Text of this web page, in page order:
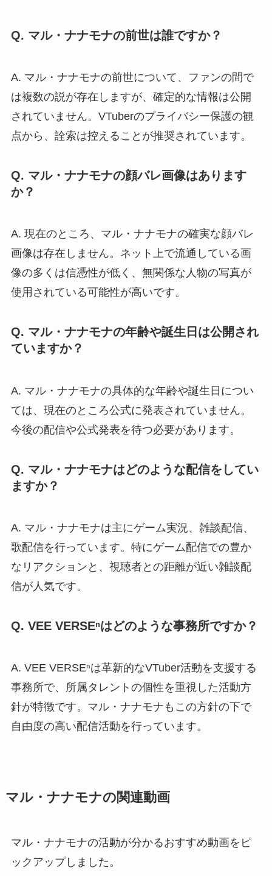
Q. マル・ナナモナの前世は誰ですか？
A. マル・ナナモナの前世について、ファンの間で
は複数の説が存在しますが、確定的な情報は公開
されていません。VTuberのプライバシー保護の観
点から、詮索は控えることが推奨されています。
Q. マル・ナナモナの顔バレ画像はあります
か？
A. 現在のところ、マル・ナナモナの確実な顔バレ
画像は存在しません。ネット上で流通している画
像の多くは信憑性が低く、無関係な人物の写真が
使用されている可能性が高いです。
Q. マル・ナナモナの年齢や誕生日は公開され
ていますか？
A. マル・ナナモナの具体的な年齢や誕生日につい
ては、現在のところ公式に発表されていません。
今後の配信や公式発表を待つ必要があります。
Q. マル・ナナモナはどのような配信をしてい
ますか？
A. マル・ナナモナは主にゲーム実況、雑談配信、
歌配信を行っています。特にゲーム配信での豊か
なリアクションと、視聴者との距離が近い雑談配
信が人気です。
Q. VEE VERSEⁿはどのような事務所ですか？
A. VEE VERSEⁿは革新的なVTuber活動を支援する
事務所で、所属タレントの個性を重視した活動方
針が特徴です。マル・ナナモナもこの方針の下で
自由度の高い配信活動を行っています。
マル・ナナモナの関連動画
マル・ナナモナの活動が分かるおすすめ動画をピ
ックアップしました。